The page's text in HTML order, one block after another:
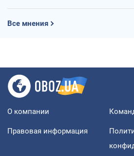
Все мнения
О компании
Правовая информация